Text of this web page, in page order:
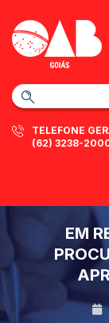
TELEFONE
(62) 3238-
EM